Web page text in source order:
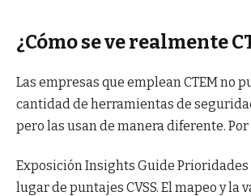
¿Cómo se ve realmente
Las empresas que emplean CTEM no
cantidad de herramientas de
pero las usan de manera diferente.
Exposición Insights Guide
lugar de puntajes CVSS. El mapeo y la